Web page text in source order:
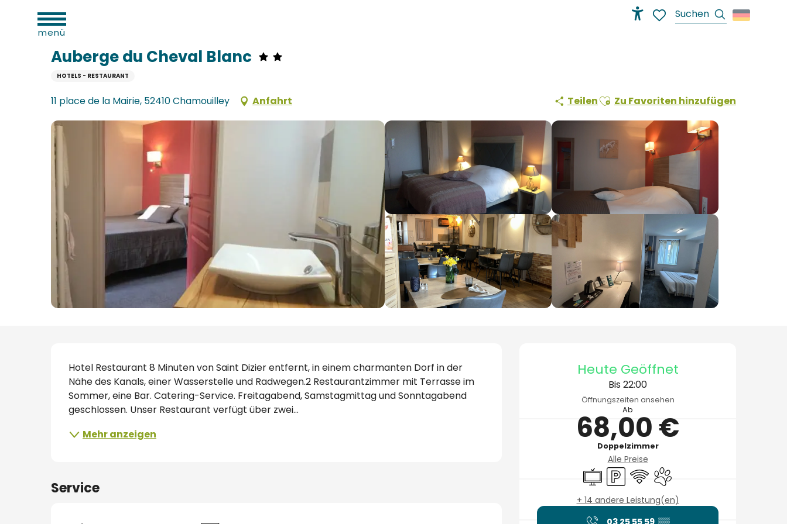
contenu
Suche
menü
Startseite
Auberge du Cheval Blanc
HOTELS - RESTAURANT
11 place de la Mairie, 52410 Chamouilley Anfahrt TeilenAjouter aux favoris
Zu Favoriten hinzufügen
Öffnungszeiten &
Heute Geöffnet
Bis 22:00
Öffnungszeiten ansehen
Ab
68,00 €
Doppelzimmer
Alle Preise
FernsehenParkplatz
Wi-Fi Tiere erlaubt
+ 14 andere Leistung(en)
Beschreibung
Hotel Restaurant 8 Minuten von Saint Dizier entfernt, in einem charmanten Dorf in der
Nähe des Kanals, einer Wasserstelle und Radwegen.2 Restaurantzimmer mit Terrasse im
Sommer, eine Bar. Catering-Service. Freitagabend, Samstagmittag und Sonntagabend
geschlossen. Unser Restaurant verfügt über zwei...
Mehr anzeigen
Service